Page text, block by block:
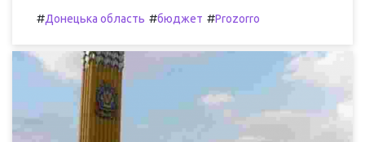
#Донецька область #бюджет #Prozorro